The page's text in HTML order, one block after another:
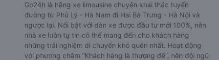
Go24h là hãng xe limousine chuyên khai thác tuyến
đường từ Phủ Lý - Hà Nam đi Hai Bà Trưng - Hà Nội và
ngược lại. Nổi bật với dàn xe được đầu tư mới 100%, nên
nhà xe luôn tự tin có thể mang đến cho khách hàng
những trải nghiệm di chuyển khó quên nhất. Hoạt động
với phương châm “Khách hàng là thượng đế”, nên đội ngũ